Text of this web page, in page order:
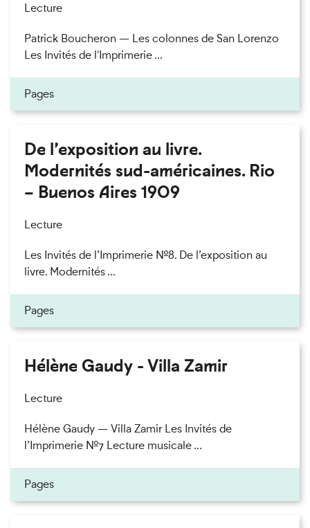
Lecture
Patrick Boucheron — Les colonnes de San Lorenzo
Les Invités de l'Imprimerie ...
Pages
De l’exposition au livre.
Modernités sud-américaines. Rio
– Buenos Aires 1909
Lecture
Les Invités de l’Imprimerie n°8. De l’exposition au
livre. Modernités ...
Pages
Hélène Gaudy - Villa Zamir
Lecture
Hélène Gaudy — Villa Zamir Les Invités de
l’Imprimerie n°7 Lecture musicale ...
Pages